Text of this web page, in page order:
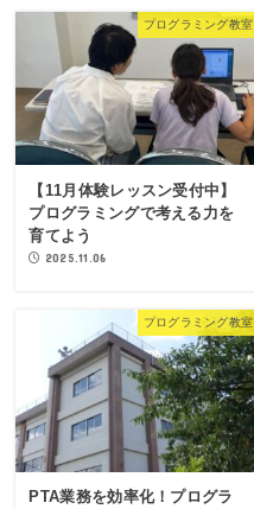
プログラミング教室
【11月体験レッスン受付中】
プログラミングで考える力を
育てよう
2025.11.06
プログラミング教室
PTA業務を効率化！プログラ